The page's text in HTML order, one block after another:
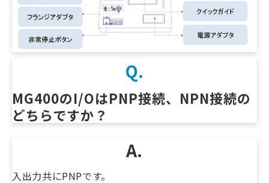
Q.
MG400のI/OはPNP接続、NPN接続の
どちらですか？
A.
入出力共にPNPです。